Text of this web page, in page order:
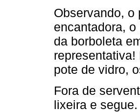
Observando, o
encantadora,
da borboleta
pote de vidro,
Fora de
lixeira e segue.